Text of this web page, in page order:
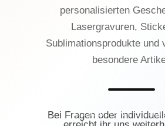
personalisierten
Lasergravuren,
Sublimationsprodukte und
besondere
Bei Fragen oder
© Lasercrew